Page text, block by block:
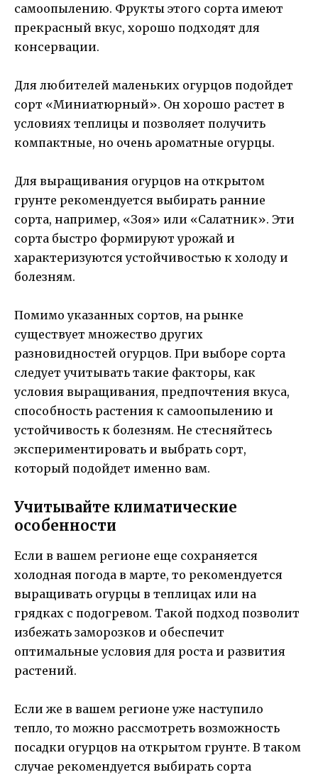
самоопылению. Фрукты этого сорта имеют
прекрасный вкус, хорошо подходят для
консервации.
Для любителей маленьких огурцов подойдет
сорт «Миниатюрный». Он хорошо растет в
условиях теплицы и позволяет получить
компактные, но очень ароматные огурцы.
Для выращивания огурцов на открытом
грунте рекомендуется выбирать ранние
сорта, например, «Зоя» или «Салатник». Эти
сорта быстро формируют урожай и
характеризуются устойчивостью к холоду и
болезням.
Помимо указанных сортов, на рынке
существует множество других
разновидностей огурцов. При выборе сорта
следует учитывать такие факторы, как
условия выращивания, предпочтения вкуса,
способность растения к самоопылению и
устойчивость к болезням. Не стесняйтесь
экспериментировать и выбрать сорт,
который подойдет именно вам.
Учитывайте климатические
особенности
Если в вашем регионе еще сохраняется
холодная погода в марте, то рекомендуется
выращивать огурцы в теплицах или на
грядках с подогревом. Такой подход позволит
избежать заморозков и обеспечит
оптимальные условия для роста и развития
растений.
Если же в вашем регионе уже наступило
тепло, то можно рассмотреть возможность
посадки огурцов на открытом грунте. В таком
случае рекомендуется выбирать сорта